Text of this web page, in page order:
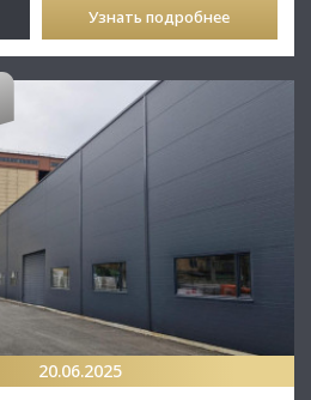
Узнать подробнее
20.06.2025